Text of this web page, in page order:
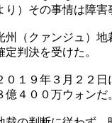
）その事情は障
（クァンジュ）
判決を受けた。
１９年３月２２
４００万ウォンだ